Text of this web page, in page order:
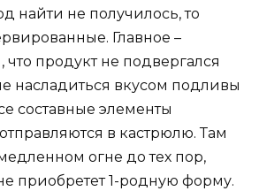
найти не получилось, то
Главное –
что продукт не подвергался
насладиться вкусом подливы
составные элементы
в кастрюлю. Там
огне до тех пор,
приобретет 1-родную форму.